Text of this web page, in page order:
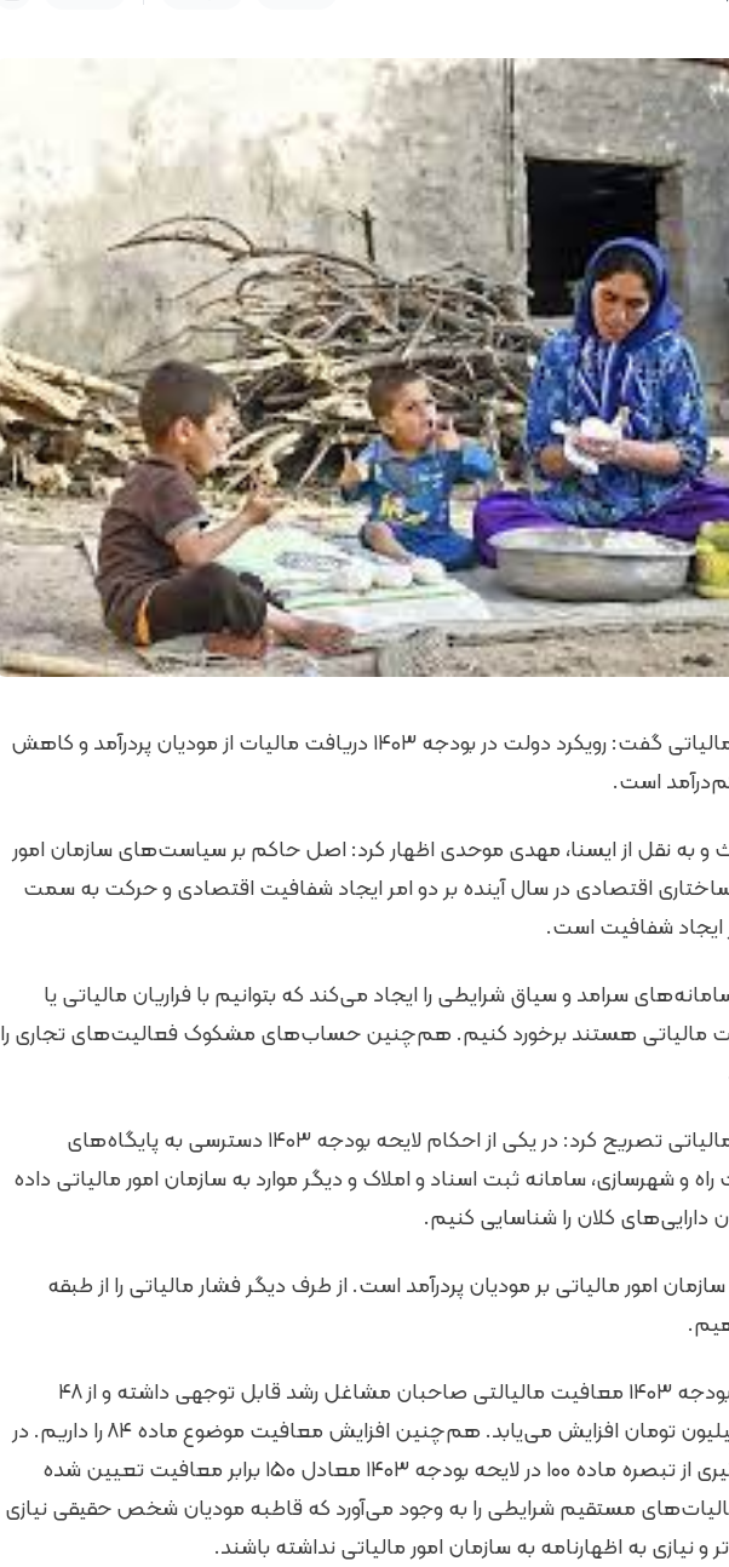
سخنگوی سازمان امور مالیاتی گفت: رویکرد دولت در بودجه ۱۴۰۳ دریافت مالیات از مودیان پردرآمد و کاهش
است.
به نقل از ایسنا، مهدی موحدی اظهار کرد: اصل حاکم بر سیاست‌های سازمان امور
ساختاری اقتصادی در سال آینده بر دو امر ایجاد شفافیت اقتصادی و حرکت به سمت
ایجاد شفافیت است.
سرامد و سیاق شرایطی را ایجاد می‌کند که بتوانیم با فراریان مالیاتی یا
مالیاتی هستند برخورد کنیم. هم‌چنین حساب‌های مشکوک فعالیت‌های تجاری را
سخنگوی سازمان امور مالیاتی تصریح کرد: در یکی از احکام لایحه بودجه ۱۴۰۳ دسترسی به پایگاه‌های
راه و شهرسازی، سامانه ثبت اسناد و املاک و دیگر موارد به سازمان امور مالیاتی داده
دارایی‌های کلان را شناسایی کنیم.
امور مالیاتی بر مودیان پردرآمد است. از طرف دیگر فشار مالیاتی را از طبقه
وی تاکید کرد: در لایحه بودجه ۱۴۰۳ معافیت مالیالتی صاحبان مشاغل رشد قابل توجهی داشته و از ۴۸
میلیون تومان به ۷۵ میلیون تومان افزایش می‌یابد. هم‌چنین افزایش معافیت موضوع ماده ۸۴ را داریم. در
کنار آن حدنصاب بهره‌گیری از تبصره ماده ۱۰۰ در لایحه بودجه ۱۴۰۳ معادل ۱۵۰ برابر معافیت تعیین شده
۸۴ قانون مالیات‌های مستقیم شرایطی را به وجود می‌آورد که قاطبه مودیان شخص حقیقی نیازی
و نیازی به اظهارنامه به سازمان امور مالیاتی نداشته باشند.